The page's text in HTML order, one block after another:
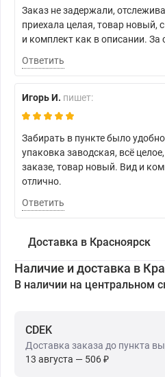
Заказ не задержали,
приехала целая, товар новый,
и комплект как в описании. За
Ответить
Игорь И. пишет:
Забирать в пункте было
упаковка заводская, всё
заказе, товар новый. Вид и
отлично.
Ответить
Доставка в Красноярск
Наличие и доставка в
В наличии на центральном
CDEK
Доставка заказа до пункта
13 августа — 506 ₽